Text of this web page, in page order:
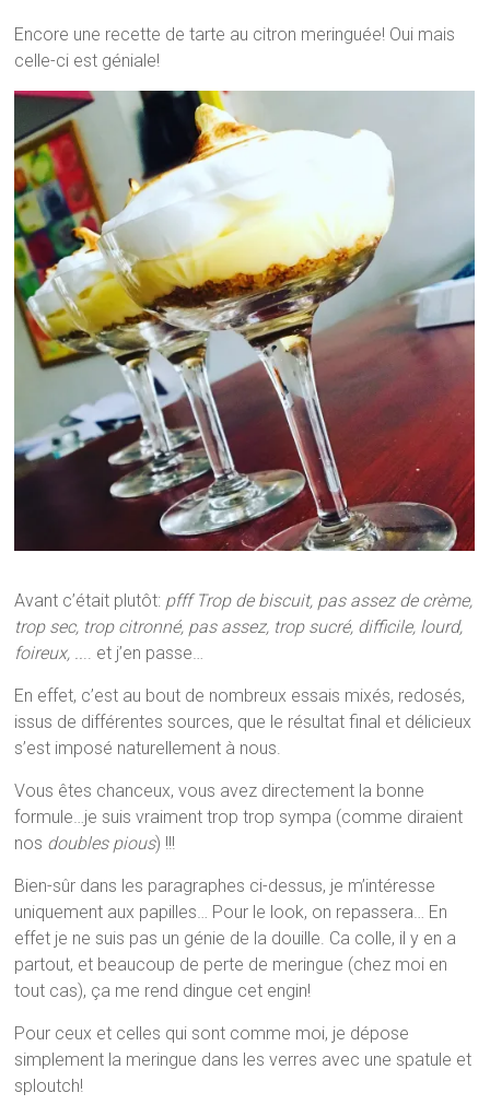
Encore une recette de tarte au citron meringuée! Oui mais
celle-ci est géniale!
Avant c’était plutôt: pfff Trop de biscuit, pas assez de crème,
trop sec, trop citronné, pas assez, trop sucré, difficile, lourd,
foireux, .... et j’en passe…
En effet, c’est au bout de nombreux essais mixés, redosés,
issus de différentes sources, que le résultat final et délicieux
s’est imposé naturellement à nous.
Vous êtes chanceux, vous avez directement la bonne
formule…je suis vraiment trop trop sympa (comme diraient
nos doubles pious) !!!
Bien-sûr dans les paragraphes ci-dessus, je m’intéresse
uniquement aux papilles… Pour le look, on repassera… En
effet je ne suis pas un génie de la douille. Ca colle, il y en a
partout, et beaucoup de perte de meringue (chez moi en
tout cas), ça me rend dingue cet engin!
Pour ceux et celles qui sont comme moi, je dépose
simplement la meringue dans les verres avec une spatule et
sploutch!